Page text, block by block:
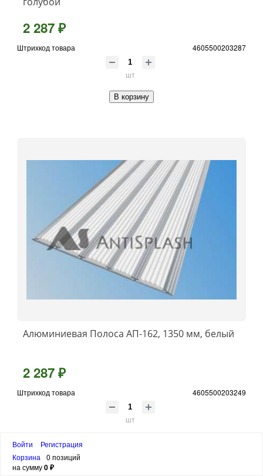
2 287 ₽
Штрихкод товара 4605500203287
шт
В корзину
Алюминиевая Полоса АП-162, 1350 мм, белый
2 287 ₽
Штрихкод товара 4605500203249
шт
Войти
Регистрация
Корзина
0 позиций
на сумму0 ₽